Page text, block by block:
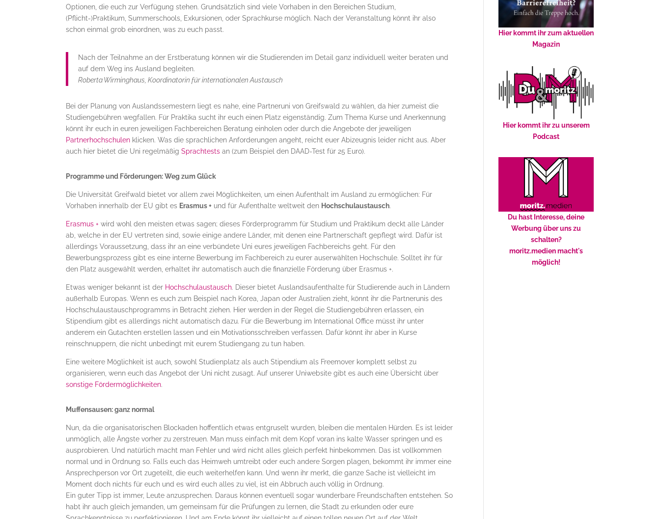
Optionen, die euch zur Verfügung stehen. Grundsätzlich sind viele Vorhaben in den Bereichen Studium,
(Pflicht-)Praktikum, Summerschools, Exkursionen, oder Sprachkurse möglich. Nach der Veranstaltung könnt ihr also
schon einmal grob einordnen, was zu euch passt.
Nach der Teilnahme an der Erstberatung können wir die Studierenden im Detail ganz individuell weiter beraten und
auf dem Weg ins Ausland begleiten.
Roberta Wirminghaus, Koordinatorin für internationalen Austausch
Bei der Planung von Auslandssemestern liegt es nahe, eine Partneruni von Greifswald zu wählen, da hier zumeist die
Studiengebühren wegfallen. Für Praktika sucht ihr euch einen Platz eigenständig. Zum Thema Kurse und Anerkennung
könnt ihr euch in euren jeweiligen Fachbereichen Beratung einholen oder durch die Angebote der jeweiligen
Partnerhochschulen klicken. Was die sprachlichen Anforderungen angeht, reicht euer Abizeugnis leider nicht aus. Aber
auch hier bietet die Uni regelmäßigSprachtests an (zum Beispiel den DAAD-Test für 25 Euro).
Programme und Förderungen: Weg zum Glück
Die Universität Greifwald bietet vor allem zwei Möglichkeiten, um einen Aufenthalt im Ausland zu ermöglichen: Für
Vorhaben innerhalb der EU gibt es Erasmus + und für Aufenthalte weltweit den Hochschulaustausch.
Erasmus + wird wohl den meisten etwas sagen; dieses Förderprogramm für Studium und Praktikum deckt alle Länder
ab, welche in der EU vertreten sind, sowie einige andere Länder, mit denen eine Partnerschaft gepflegt wird. Dafür ist
allerdings Voraussetzung, dass ihr an eine verbündete Uni eures jeweiligen Fachbereichs geht. Für den
Bewerbungsprozess gibt es eine interne Bewerbung im Fachbereich zu eurer auserwählten Hochschule. Solltet ihr für
den Platz ausgewählt werden, erhaltet ihr automatisch auch die finanzielle Förderung über Erasmus +.
Etwas weniger bekannt ist der Hochschulaustausch. Dieser bietet Auslandsaufenthalte für Studierende auch in Ländern
außerhalb Europas. Wenn es euch zum Beispiel nach Korea, Japan oder Australien zieht, könnt ihr die Partnerunis des
Hochschulaustauschprogramms in Betracht ziehen. Hier werden in der Regel die Studiengebühren erlassen, ein
Stipendium gibt es allerdings nicht automatisch dazu. Für die Bewerbung im International Office müsst ihr unter
anderem ein Gutachten erstellen lassen und ein Motivationsschreiben verfassen. Dafür könnt ihr aber in Kurse
reinschnuppern, die nicht unbedingt mit eurem Studiengang zu tun haben.
Eine weitere Möglichkeit ist auch, sowohl Studienplatz als auch Stipendium als Freemover komplett selbst zu
organisieren, wenn euch das Angebot der Uni nicht zusagt. Auf unserer Uniwebsite gibt es auch eine Übersicht über
sonstige Fördermöglichkeiten.
Muffensausen: ganz normal
Nun, da die organisatorischen Blockaden hoffentlich etwas entgruselt wurden, bleiben die mentalen Hürden. Es ist leider
unmöglich, alle Ängste vorher zu zerstreuen. Man muss einfach mit dem Kopf voran ins kalte Wasser springen und es
ausprobieren. Und natürlich macht man Fehler und wird nicht alles gleich perfekt hinbekommen. Das ist vollkommen
normal und in Ordnung so. Falls euch das Heimweh umtreibt oder euch andere Sorgen plagen, bekommt ihr immer eine
Ansprechperson vor Ort zugeteilt, die euch weiterhelfen kann. Und wenn ihr merkt, die ganze Sache ist vielleicht im
Moment doch nichts für euch und es wird euch alles zu viel, ist ein Abbruch auch völlig in Ordnung.
Ein guter Tipp ist immer, Leute anzusprechen. Daraus können eventuell sogar wunderbare Freundschaften entstehen. So
habt ihr auch gleich jemanden, um gemeinsam für die Prüfungen zu lernen, die Stadt zu erkunden oder eure
Hier kommt ihr zum aktuellen
Magazin
Hier kommt ihr zu unserem
Podcast
Du hast Interesse, deine
Werbung über uns zu
schalten?
moritz.medien macht's
möglich!